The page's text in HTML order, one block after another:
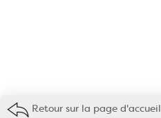
Retour sur la page d'accueil